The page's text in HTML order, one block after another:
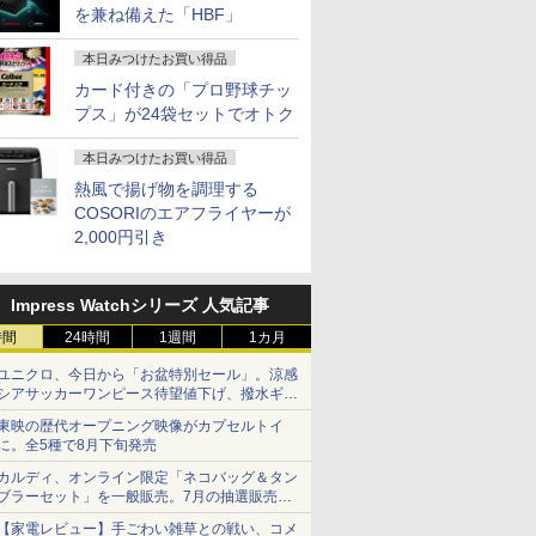
を兼ね備えた「HBF」
本日みつけたお買い得品
カード付きの「プロ野球チッ
プス」が24袋セットでオトク
本日みつけたお買い得品
熱風で揚げ物を調理する
COSORIのエアフライヤーが
2,000円引き
Impress Watchシリーズ 人気記事
24時間 1週間 1カ月
ニクロ、今日から「お盆特別セール」。涼感
アサッカーワンピース待望値下げ、撥水ギア
ョーツは1990円に
映の歴代オープニング映像がカプセルトイ
。全5種で8月下旬発売
ルディ、オンライン限定「ネコバッグ＆タン
ラーセット」を一般販売。7月の抽選販売の
選無効分
家電レビュー】手ごわい雑草との戦い、コメ